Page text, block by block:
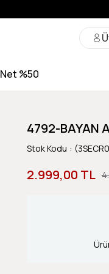
Net %50
4792-BAYAN
Stok Kodu
2.999,00 TL